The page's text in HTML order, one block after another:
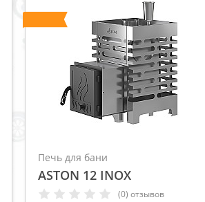
Печь для бани
ASTON 12 INOX
(0) отзывов